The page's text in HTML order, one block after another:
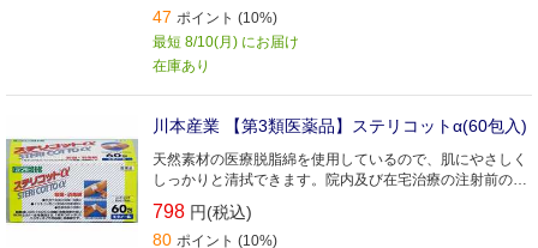
47 ポイント (10%)
最短 8/10(月) にお届け
在庫あり
川本産業 【第3類医薬品】ステリコットα(60包入)
天然素材の医療脱脂綿を使用しているので、肌にやさしく
しっかりと清拭できます。院内及び在宅治療の注射前の皮
膚消毒、手指消毒等にご使用ください。
798 円(税込)
80 ポイント (10%)